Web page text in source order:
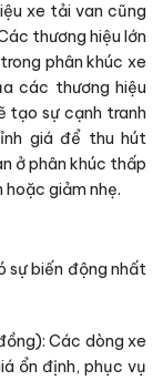
xe tải van cũng
thương hiệu lớn
phân khúc xe
các thương hiệu
tạo sự cạnh tranh
giá để thu hút
ở phân khúc thấp
giảm nhẹ.
sự biến động nhất
Các dòng xe
ổn định, phục vụ